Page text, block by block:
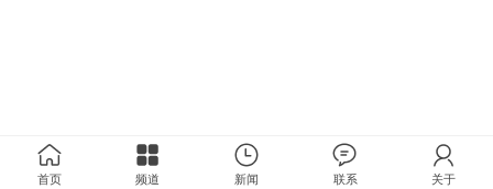
首页 频道 新闻 联系 关于